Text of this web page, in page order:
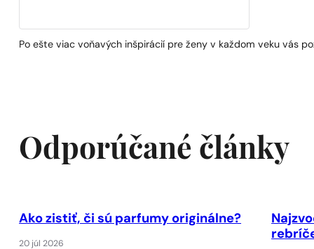
Po ešte viac voňavých inšpirácií pre ženy v každom veku vás
Odporúčané články
Ako zistiť, či sú parfumy originálne?
20 júl 2026